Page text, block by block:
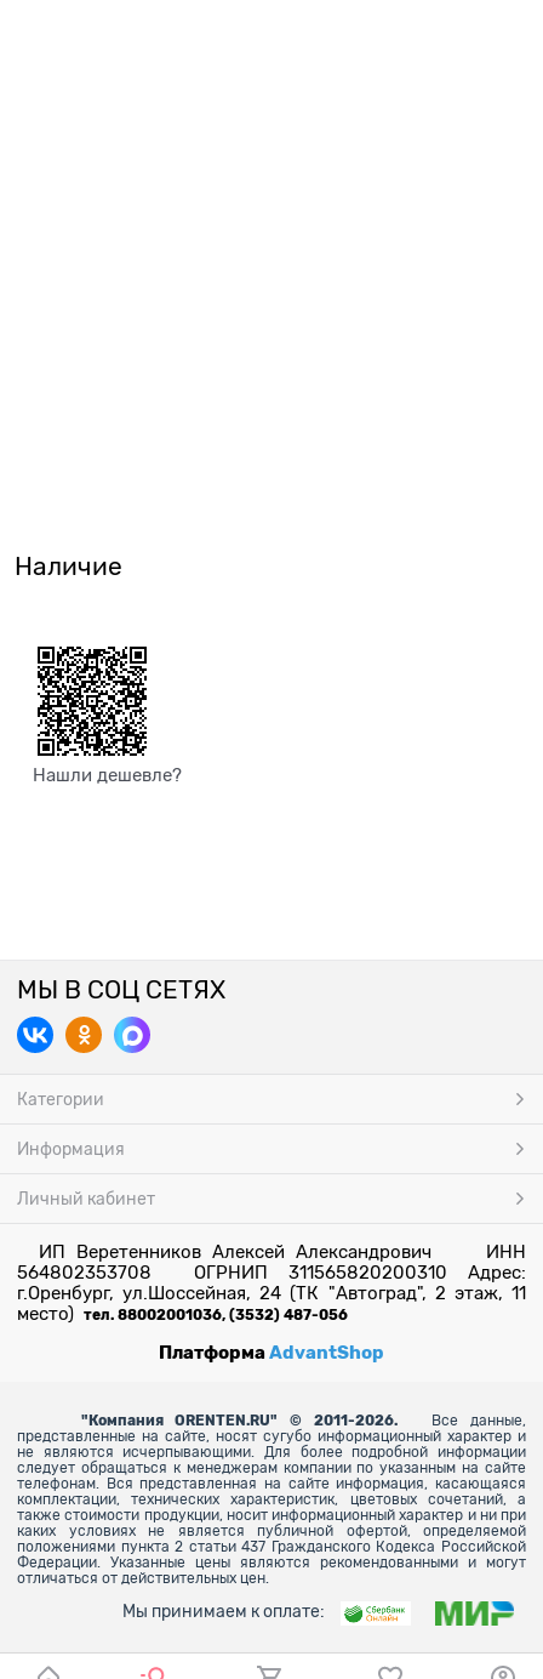
Наличие
Нашли дешевле?
МЫ В СОЦ СЕТЯХ
Категории
Информация
Личный кабинет
ИП Веретенников Алексей Александрович ИНН
564802353708 ОГРНИП 311565820200310 Адрес:
г.Оренбург, ул.Шоссейная, 24 (ТК "Автоград", 2 этаж, 11
место) тел. 88002001036, (3532) 487-056
ПлатформаAdvantShop
" Компания ORENTEN.RU" © 2011-2026.
Все данные,
представленные на сайте, носят сугубо информационный характер и
не являются исчерпывающими. Для более подробной информации
следует обращаться к менеджерам компании по указанным на сайте
телефонам. Вся представленная на сайте информация, касающаяся
комплектации, технических характеристик, цветовых сочетаний, а
также стоимости продукции, носит информационный характер и ни при
каких условиях не является публичной офертой, определяемой
положениями пункта 2 статьи 437 Гражданского Кодекса Российской
Федерации. Указанные цены являются рекомендованными и могут
отличаться от действительных цен.
Мы принимаем к оплате: